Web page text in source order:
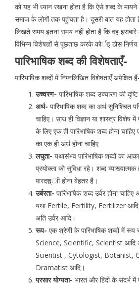
को यह भी ध्यान रखना होता है कि ऐसे शब्द के
समाज के लोगों तक पहुंचता है। दूसरी बात यह होता
लिखते समय इतना समय नहीं होता है कि वह इसबारे
विभिन्न विशेषज्ञों से पूछताछ करके कोर्इ ठोस निर्णय
पारिभाषिक शब्द की विशेषताएँ-
पारिभाषिक शब्दों में निम्नलिखित विशेषताएँ अपेक्षित हैं-
उच्चरण- पारिभाषिक शब्द उच्चारण की
अर्थ- पारिभाषिक शब्द का अर्थ सुनिश्चित
चाहिए। साथ ही विज्ञान या शास्त्र
के लिए एक ही पारिभाषिक शब्द होना
का एक ही अर्थ होना चाहिए
लघुता- यथासंभव पारिभाषिक शब्दों का
प्रयोक्ता को सुविधा रहे। शब्द
पारदश्र्ाी होना बेहतर है।
उर्बरता- पारिभाषिक शब्द उर्वर होना
यथा Fertile, Fertility, Fertilizer आदि
अति उर्वर आदि।
रूप- एक श्रेणी के पारिभाषिक शब्दों में रूप
Science, Scientific, Scientist आदि
Scientist , Cytologist, Botanist,
Dramatist आदि।
प्रसार योग्यता- भारत और हिंदी के संदर्भ में